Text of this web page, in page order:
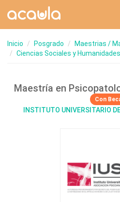
Inicio Posgrado
Maestrias /
Ciencias Sociales y Humanidades
Maestría en
Con
INSTITUTO UNIVERSITARIO